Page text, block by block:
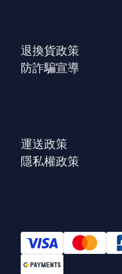
退換貨政策
防詐騙宣導
運送政策
隱私權政策